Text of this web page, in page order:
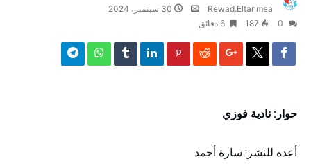
Rewad.Eltanmea
30 سبتمبر، 2024
187 6 ‫دقائق‬
حوار: نادية فوزي
أعده للنشر: سارة أحمد